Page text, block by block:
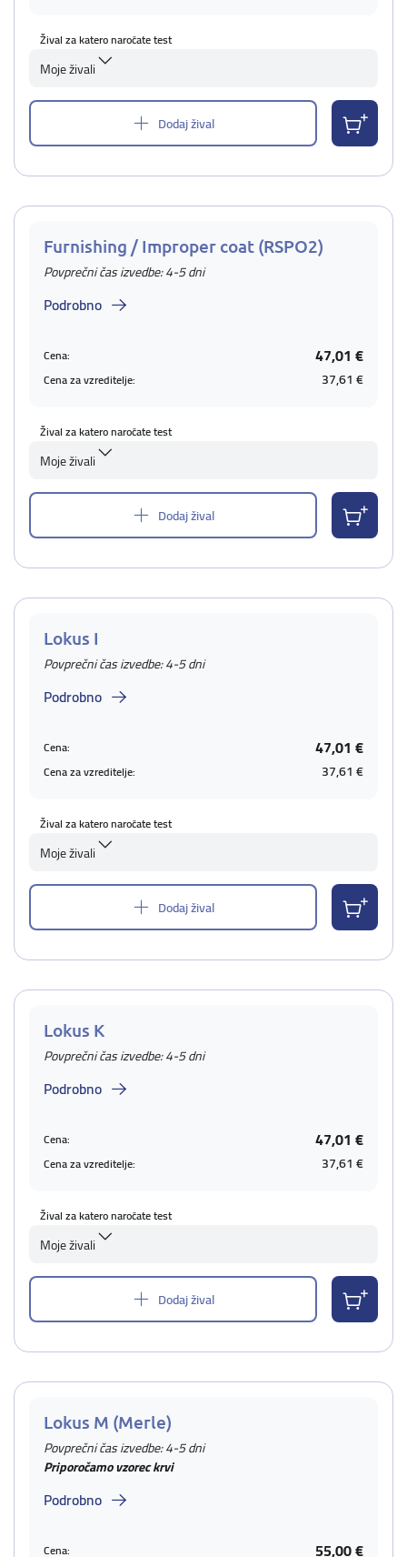
Žival za katero naročate test
Moje živali
Dodaj žival
Furnishing / Improper coat (RSPO2)
Povprečni čas izvedbe: 4-5 dni
Podrobno
Cena: 47,01 €
Cena za vzreditelje: 37,61 €
Žival za katero naročate test
Moje živali
Dodaj žival
Lokus I
Povprečni čas izvedbe: 4-5 dni
Podrobno
Cena: 47,01 €
Cena za vzreditelje: 37,61 €
Žival za katero naročate test
Moje živali
Dodaj žival
Lokus K
Povprečni čas izvedbe: 4-5 dni
Podrobno
Cena: 47,01 €
Cena za vzreditelje: 37,61 €
Žival za katero naročate test
Moje živali
Dodaj žival
Lokus M (Merle)
Povprečni čas izvedbe: 4-5 dni
Priporočamo vzorec krvi
Podrobno
Cena: 55,00 €